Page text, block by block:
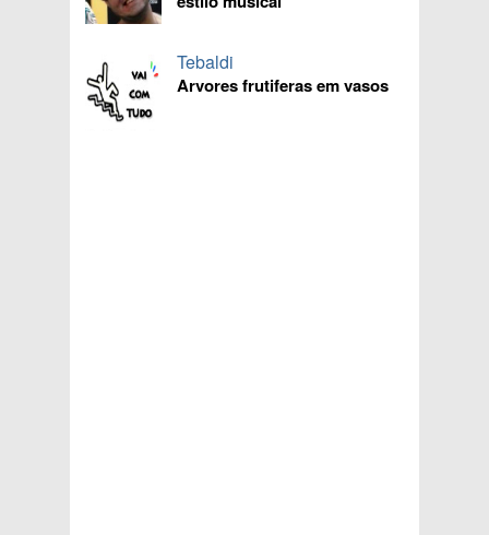
Tebaldi
Arvores frutiferas em vasos